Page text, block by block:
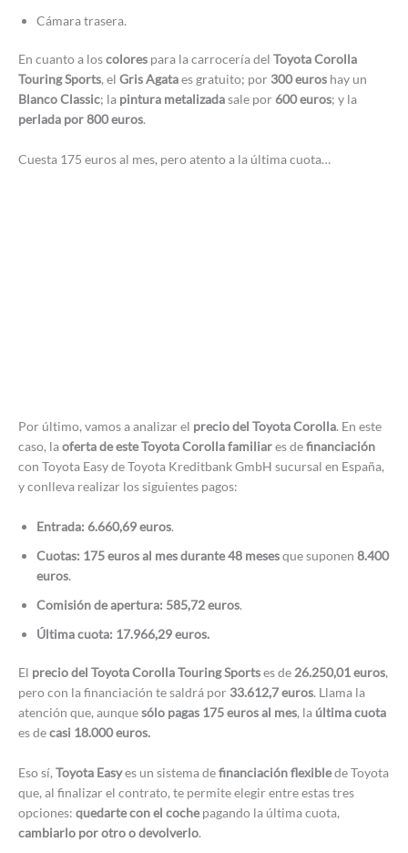
Cámara trasera.
En cuanto a loscolores para la carrocería del Toyota Corolla
Touring Sports, el Gris Agataes gratuito; por 300 euros hay un
Blanco Classic; la pintura metalizadasale por600 euros; y la
perlada por 800 euros.
Cuesta 175 euros al mes, pero atento a la última cuota…
Por último, vamos a analizar el precio del Toyota Corolla. En este
caso, laoferta de este Toyota Corolla familiares definanciación
con Toyota Easy de Toyota Kreditbank GmbH sucursal en España,
y conlleva realizar los siguientes pagos:
Entrada: 6.660,69 euros.
Cuotas: 175 euros al mes durante 48 mesesque suponen 8.400
euros.
Comisión de apertura: 585,72 euros.
Última cuota: 17.966,29 euros.
El precio del Toyota Corolla Touring Sportses de 26.250,01 euros,
pero con la financiación te saldrá por 33.612,7 euros. Llama la
atención que, aunquesólo pagas 175 euros al mes, la última cuota
es decasi 18.000 euros.
Eso sí, Toyota Easyes un sistema definanciación flexiblede Toyota
que, al finalizar el contrato, te permite elegir entre estas tres
opciones: quedarte con el cochepagando la última cuota,
cambiarlo por otro o devolverlo.